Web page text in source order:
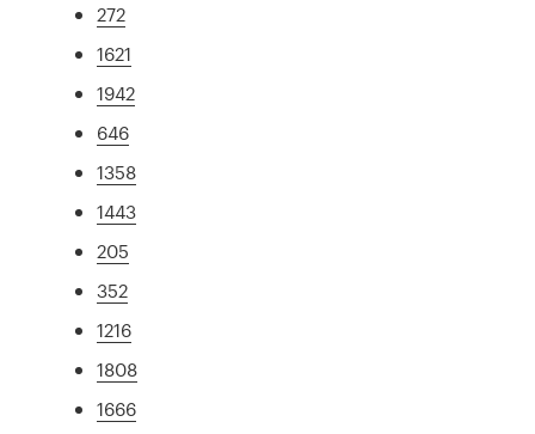
272
1621
1942
646
1358
1443
205
352
1216
1808
1666